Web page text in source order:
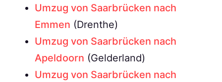
Umzug von Saarbrücken nach
Emmen (Drenthe)
Umzug von Saarbrücken nach
Apeldoorn (Gelderland)
Umzug von Saarbrücken nach